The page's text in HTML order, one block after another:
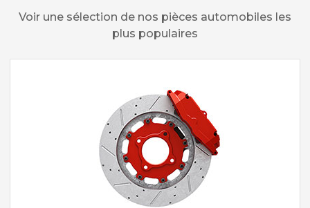
Voir une sélection de nos pièces automobiles les
plus populaires